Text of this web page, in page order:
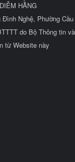
HẰNG
Nghệ, Phường
do Bộ Thông tin
từ Website này